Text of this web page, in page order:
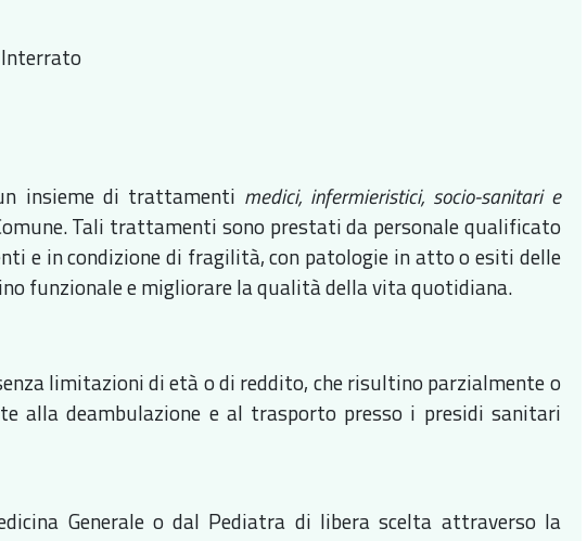
insieme di trattamenti medici, infermieristici, socio-sanitari e
Tali trattamenti sono prestati da personale qualificato
e in condizione di fragilità, con patologie in atto o esiti delle
funzionale e migliorare la qualità della vita quotidiana.
limitazioni di età o di reddito, che risultino parzialmente o
alla deambulazione e al trasporto presso i presidi sanitari
Generale o dal Pediatra di libera scelta attraverso la